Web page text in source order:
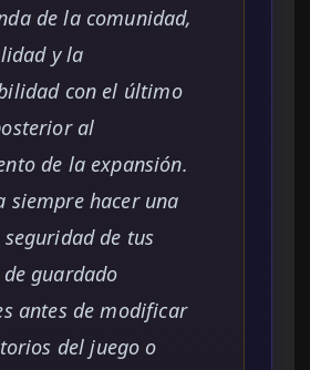
de la comunidad,
y la
con el último
al
de la expansión.
siempre hacer una
de tus
guardado
antes de modificar
del juego o